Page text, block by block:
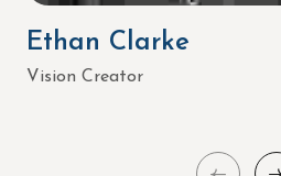
Ethan Clarke
Vision Creator